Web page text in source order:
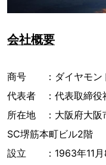
会社概要
商号 ：ダイヤモン
代表者 ：代表取締
所在地 ：大阪府大阪
SC堺筋本町ビル2階
設立 ：1963年11月